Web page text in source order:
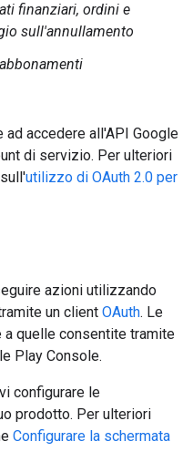
finanziari, ordini e
sull'annullamento
accedere all'API Google
di servizio. Per ulteriori
utilizzo di OAuth 2.0 per
azioni utilizzando
un client OAuth. Le
quelle consentite tramite
Play Console.
configurare le
prodotto. Per ulteriori
Configurare la schermata